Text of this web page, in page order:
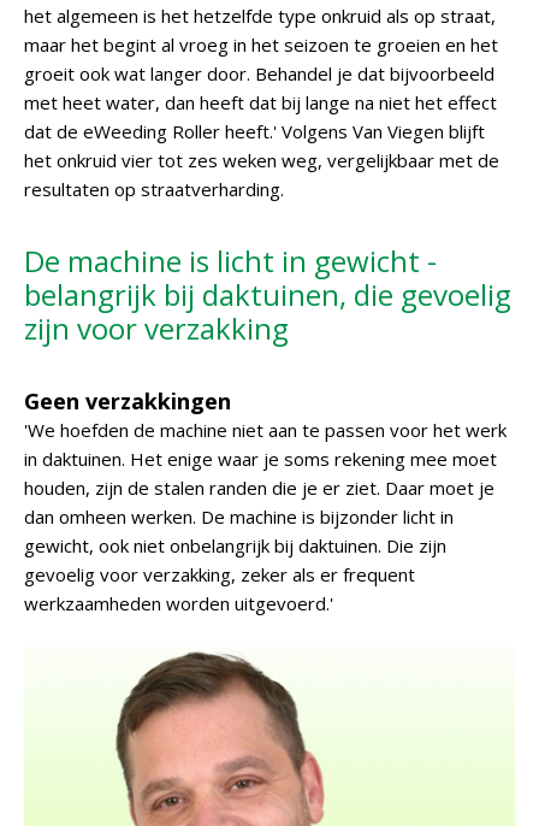
het algemeen is het hetzelfde type onkruid als op straat,
maar het begint al vroeg in het seizoen te groeien en het
groeit ook wat langer door. Behandel je dat bijvoorbeeld
met heet water, dan heeft dat bij lange na niet het effect
dat de eWeeding Roller heeft.' Volgens Van Viegen blijft
het onkruid vier tot zes weken weg, vergelijkbaar met de
resultaten op straatverharding.
De machine is licht in gewicht -
belangrijk bij daktuinen, die gevoelig
zijn voor verzakking
Geen verzakkingen
'We hoefden de machine niet aan te passen voor het werk
in daktuinen. Het enige waar je soms rekening mee moet
houden, zijn de stalen randen die je er ziet. Daar moet je
dan omheen werken. De machine is bijzonder licht in
gewicht, ook niet onbelangrijk bij daktuinen. Die zijn
gevoelig voor verzakking, zeker als er frequent
werkzaamheden worden uitgevoerd.'